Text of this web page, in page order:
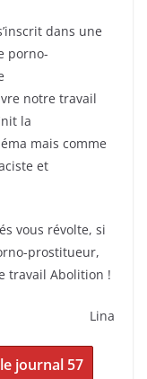
dans une
porno-
notre travail
la
mais comme
et
vous révolte, si
prostitueur,
travail Abolition !
Lina
journal 57